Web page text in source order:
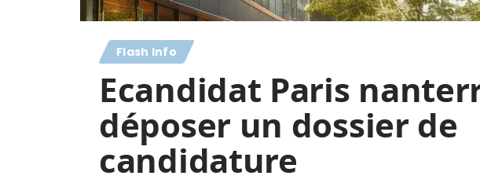
Flash Info
Ecandidat Paris
déposer un dossier de
candidature